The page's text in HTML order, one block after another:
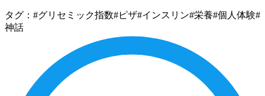
タグ： #グリセミック指数#ピザ#インスリン#栄養#個人体験#
神話